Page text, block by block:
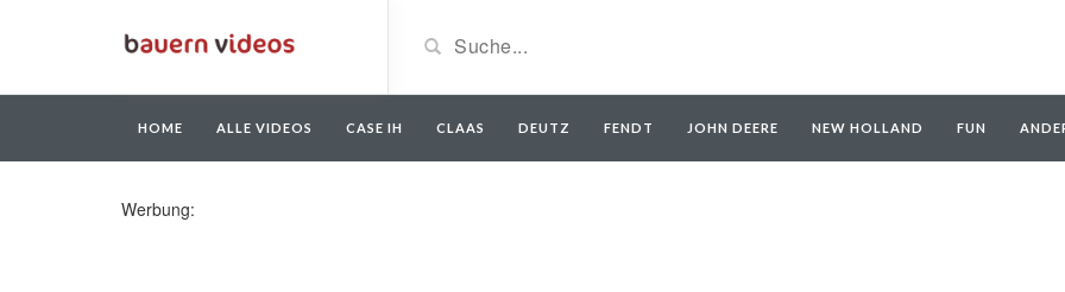
HOME ALLE VIDEOS CASE IH CLAAS DEUTZ FENDT JOHN DEERE NEW HOLLAND FUN
Werbung: